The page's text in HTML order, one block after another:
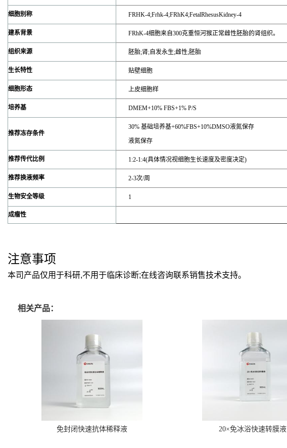
细胞别称 FRHK-4;Frhk-4;FRhK4;FetalRhesusKidney-4
建系背景 FRhK-4细胞来自300克重恒河猴正常雌性胚胎的肾组织。
组织来源 胚胎;肾;自发永生;雌性;胚胎
生长特性 贴壁细胞
细胞形态 上皮细胞样
培养基 DMEM+10% FBS+1% P/S
推荐冻存条件
30% 基础培养基+60%FBS+10%DMSO液氮保存
液氮保存
推荐传代比例 1:2-1:4(具体情况视细胞生长速度及密度决定)
推荐换液频率 2-3次/周
生物安全等级 1
成瘤性
注意事项
本司产品仅用于科研,不用于临床诊断;在线咨询联系销售技术支持。
相关产品：
免封闭快速抗体稀释液 20×免冰浴快速转膜液